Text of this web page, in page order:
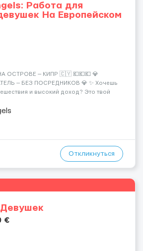
Работа для
На Европейском
ОСТРОВЕ — КИПР 🇨🇾 💶💶💶 💎
— БЕЗ ПОСРЕДНИКОВ 💎 ✨ Хочешь
и высокий доход? Это твой
практики — Стабильный поток
Откликнуться
€